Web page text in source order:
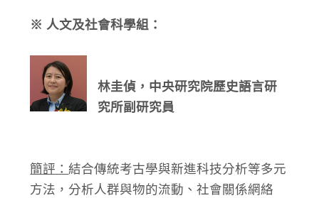
※ 人文及社會科學組：
林圭偵，中央研究院歷史語言研
究所副研究員
簡評：結合傳統考古學與新進科技分析等多元
方法，分析人群與物的流動、社會關係網絡